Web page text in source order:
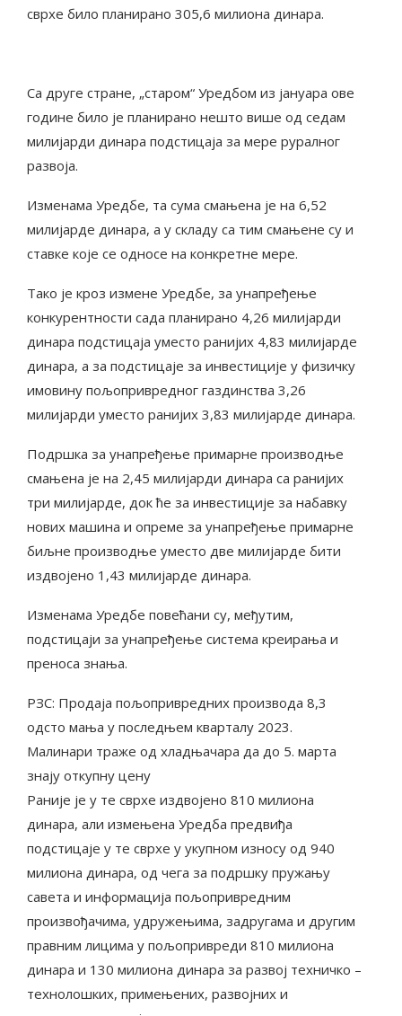
сврхе било планирано 305,6 милиона динара.
Са друге стране, „старом“ Уредбом из јануара ове
године било је планирано нешто више од седам
милијарди динара подстицаја за мере руралног
развоја.
Изменама Уредбе, та сума смањена је на 6,52
милијарде динара, а у складу са тим смањене су и
ставке које се односе на конкретне мере.
Тако је кроз измене Уредбе, за унапређење
конкурентности сада планирано 4,26 милијарди
динара подстицаја уместо ранијих 4,83 милијарде
динара, а за подстицаје за инвестиције у физичку
имовину пољопривредног газдинства 3,26
милијарди уместо ранијих 3,83 милијарде динара.
Подршка за унапређење примарне производње
смањена је на 2,45 милијарди динара са ранијих
три милијарде, док ће за инвестиције за набавку
нових машина и опреме за унапређење примарне
биљне производње уместо две милијарде бити
издвојено 1,43 милијарде динара.
Изменама Уредбе повећани су, међутим,
подстицаји за унапређење система креирања и
преноса знања.
РЗС: Продаја пољопривредних производа 8,3
одсто мања у последњем кварталу 2023.
Малинари траже од хладњачара да до 5. марта
знају откупну цену
Раније је у те сврхе издвојено 810 милиона
динара, али измењена Уредба предвиђа
подстицаје у те сврхе у укупном износу од 940
милиона динара, од чега за подршку пружању
савета и информација пољопривредним
произвођачима, удружењима, задругама и другим
правним лицима у пољопривреди 810 милиона
динара и 130 милиона динара за развој техничко –
технолошких, примењених, развојних и